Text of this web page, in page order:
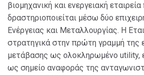
βιομηχανική και ενεργειακή εταιρεία
δραστηριοποιείται μέσω δύο
Ενέργειας και Μεταλλουργίας. Η
στρατηγικά στην πρώτη γραμμή της
μετάβασης ως ολοκληρωμένο utility,
ως σημείο αναφοράς της